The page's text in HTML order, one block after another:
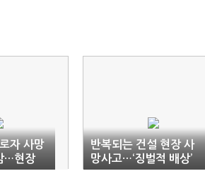
자 사망
…현장
반복되는 건설 현장 사
망사고…‘징벌적 배상’
거론